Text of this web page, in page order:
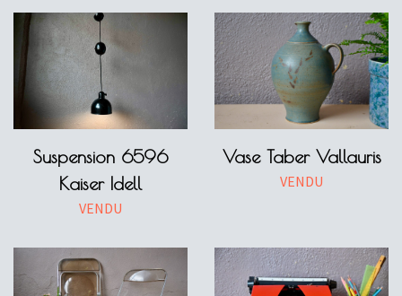
Suspension 6596
Kaiser Idell
VENDU
Vase Taber Vallauris
VENDU